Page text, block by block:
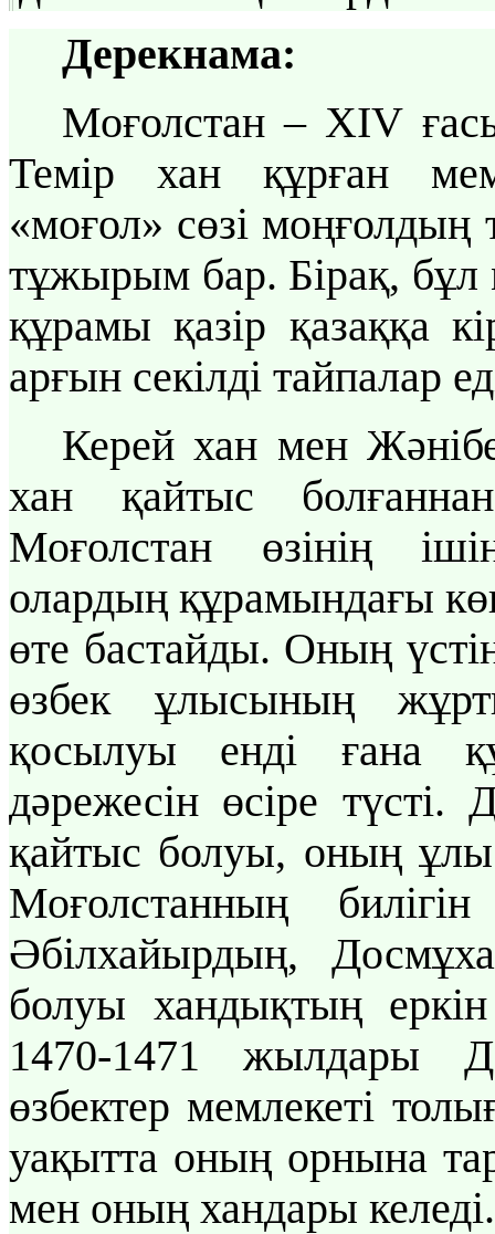
Дерекнама:
Моғолстан – ХІV
Темір хан құрған
«моғол» сөзі
тұжырым бар. Бірақ, бұл
құрамы қазір қазаққа
арғын секілді тайпалар
Керей хан мен
хан қайтыс
Моғолстан өзінің
олардың құрамындағы
өте бастайды. Оның
өзбек ұлысының
қосылуы енді ғана
дәрежесін өсіре түсті.
қайтыс болуы, оның ұлы
Моғолстанның
Әбілхайырдың,
болуы хандықтың
1470-1471 жылдары
өзбектер мемлекеті
уақытта оның орнына
мен оның хандары келеді.